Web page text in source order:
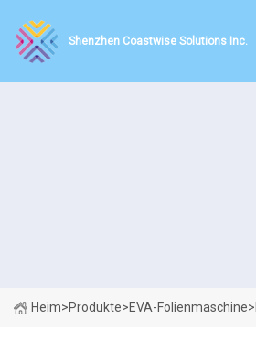
Shenzhen Coastwise Solutions Inc.
Heim>Produkte>EVA-Folienmaschine>